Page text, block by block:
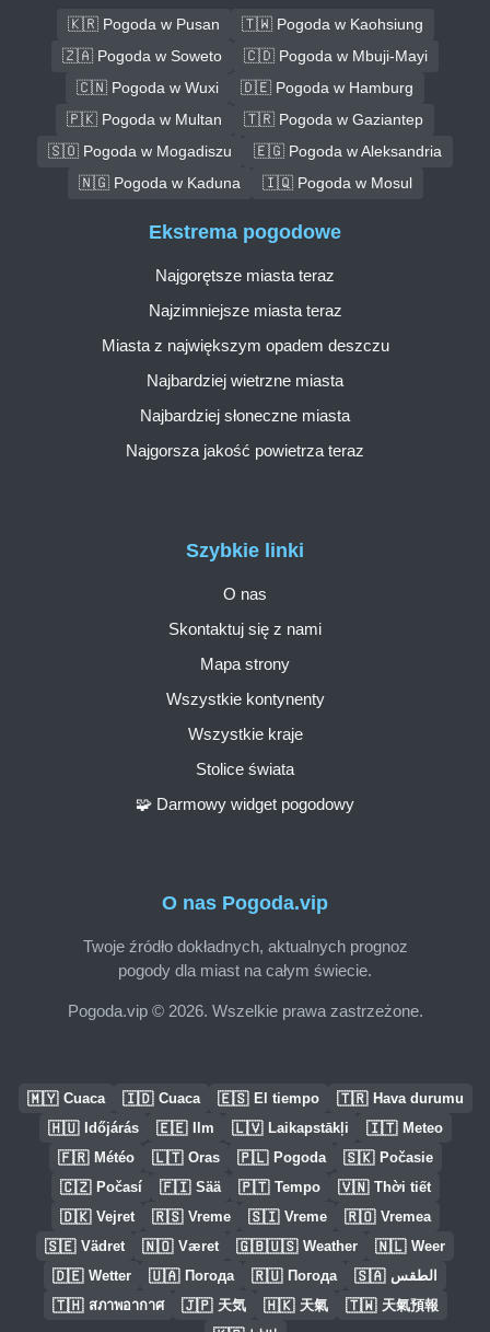
🇰🇷 Pogoda w Pusan
🇹🇼 Pogoda w Kaohsiung
🇿🇦 Pogoda w Soweto
🇨🇩 Pogoda w Mbuji-Mayi
🇨🇳 Pogoda w Wuxi
🇩🇪 Pogoda w Hamburg
🇵🇰 Pogoda w Multan
🇹🇷 Pogoda w Gaziantep
🇸🇴 Pogoda w Mogadiszu
🇪🇬 Pogoda w Aleksandria
🇳🇬 Pogoda w Kaduna
🇮🇶 Pogoda w Mosul
O nas Pogoda.vip
Twoje źródło dokładnych, aktualnych prognoz
pogody dla miast na całym świecie.
Pogoda.vip © 2026. Wszelkie prawa zastrzeżone.
Szybkie linki
O nas
Skontaktuj się z nami
Mapa strony
Wszystkie kontynenty
Wszystkie kraje
Stolice świata
🧩 Darmowy widget pogodowy
Ekstrema pogodowe
Najgorętsze miasta teraz
Najzimniejsze miasta teraz
Miasta z największym opadem deszczu
Najbardziej wietrzne miasta
Najbardziej słoneczne miasta
Najgorsza jakość powietrza teraz
🇲🇾 Cuaca 🇮🇩 Cuaca 🇪🇸 El tiempo 🇹🇷 Hava durumu
🇭🇺 Időjárás 🇪🇪 Ilm 🇱🇻 Laikapstākļi 🇮🇹 Meteo
🇫🇷 Météo 🇱🇹 Oras 🇵🇱 Pogoda 🇸🇰 Počasie
🇨🇿 Počasí 🇫🇮 Sää 🇵🇹 Tempo 🇻🇳 Thời tiết
🇩🇰 Vejret 🇷🇸 Vreme 🇸🇮 Vreme 🇷🇴 Vremea
🇸🇪 Vädret 🇳🇴 Været 🇬🇧🇺🇸 Weather 🇳🇱 Weer
🇩🇪 Wetter 🇺🇦 Погода 🇷🇺 Погода 🇸🇦 الطقس
🇹🇭 สภาพอากาศ 🇯🇵 天気 🇭🇰 天氣 🇹🇼 天氣預報